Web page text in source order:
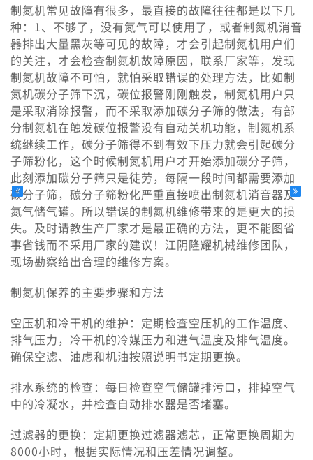
制氮机常见故障有很多，最直接的故障往往都是以下几
种：1、不够了，没有氮气可以使用了，或者制氮机消音
器排出大量黑灰等可见的故障，才会引起制氮机用户们
的关注，才会检查制氮机故障原因，联系厂家等，发现
制氮机故障不可怕，就怕采取错误的处理方法，比如制
氮机碳分子筛下沉，碳位报警刚刚触发，制氮机用户只
是采取消除报警，而不采取添加碳分子筛的做法，有部
分制氮机在触发碳位报警没有自动关机功能，制氮机系
统继续工作，碳分子筛得不到有效下压力就会引起碳分
子筛粉化，这个时候制氮机用户才开始添加碳分子筛，
此刻添加碳分子筛只是徒劳，每隔一段时间都需要添加
碳分子筛，碳分子筛粉化严重直接喷出制氮机消音器及
氮气储气罐。所以错误的制氮机维修带来的是更大的损
失。及时请教生产厂家才是最正确的方法，更不能图省
事省钱而不采用厂家的建议！江阴隆耀机械维修团队，
现场勘察给出合理的维修方案。
制氮机保养的主要步骤和方法
空压机和冷干机的维护：定期检查空压机的工作温度、
排气压力，冷干机的冷媒压力和进气温度及排气温度。
确保空滤、油虑和机油按照说明书定期更换。
排水系统的检查：每日检查空气储罐排污口，排掉空气
中的冷凝水，并检查自动排水器是否堵塞。
过滤器的更换：定期更换过滤器滤芯，正常更换周期为
8000小时，根据实际情况和压差情况调整。